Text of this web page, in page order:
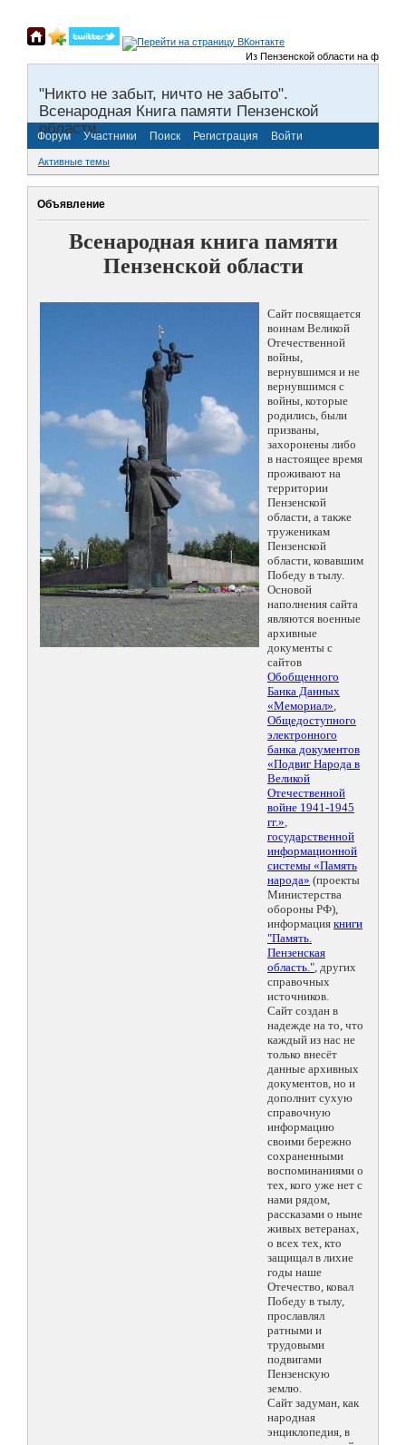
Из Пензенской области на фронты
"Никто не забыт, ничто не забыто".
Всенародная Книга памяти Пензенской
области.
Форум Участники Поиск Регистрация Войти
Активные темы
Объявление
Всенародная книга памяти
Пензенской области
Сайт посвящается
воинам Великой
Отечественной
войны,
вернувшимся и не
вернувшимся с
войны, которые
родились, были
призваны,
захоронены либо
в настоящее время
проживают на
территории
Пензенской
области, а также
труженикам
Пензенской
области, ковавшим
Победу в тылу.
Основой
наполнения сайта
являются военные
архивные
документы с
сайтов
Обобщенного
Банка Данных
«Мемориал»,
Общедоступного
электронного
банка документов
«Подвиг Народа в
Великой
Отечественной
войне 1941-1945
гг.»,
государственной
информационной
системы «Память
народа» (проекты
Министерства
обороны РФ),
информация книги
"Память.
Пензенская
область.", других
справочных
источников.
Сайт создан в
надежде на то, что
каждый из нас не
только внесёт
данные архивных
документов, но и
дополнит сухую
справочную
информацию
своими бережно
сохраненными
воспоминаниями о
тех, кого уже нет с
нами рядом,
рассказами о ныне
живых ветеранах,
о всех тех, кто
защищал в лихие
годы наше
Отечество, ковал
Победу в тылу,
прославлял
ратными и
трудовыми
подвигами
Пензенскую
землю.
Сайт задуман, как
народная
энциклопедия, в